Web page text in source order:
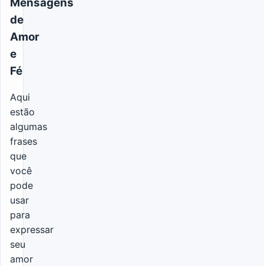
de
Amor
e
Fé
Aqui
estão
algumas
frases
que
você
pode
usar
para
expressar
seu
amor